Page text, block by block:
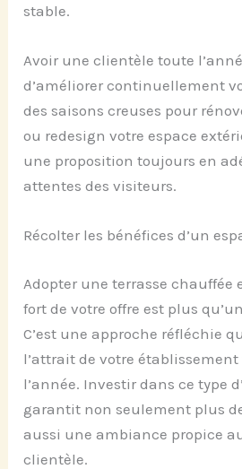
stable.
Avoir une clientèle toute
d’améliorer continuellement
des saisons creuses pour
ou redesign votre espace
une proposition toujours en
attentes des visiteurs.
Récolter les bénéfices d’un
Adopter une terrasse
fort de votre offre est plus
C’est une approche réfléchie
l’attrait de votre
l’année. Investir dans ce type
garantit non seulement plus
aussi une ambiance propice
clientèle.